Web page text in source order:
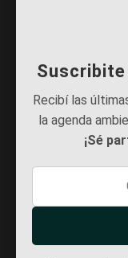
Recibí las
la agenda
¡Sé